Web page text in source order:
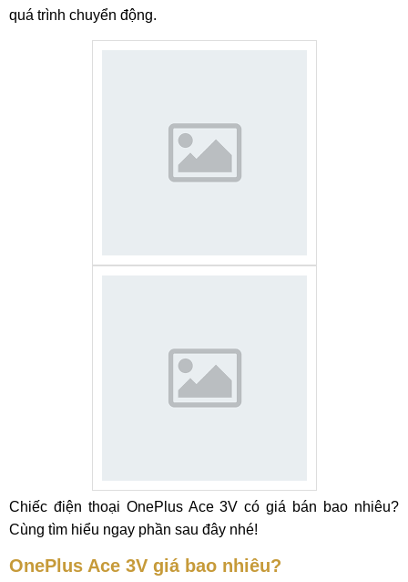
quá trình chuyển động.
Chiếc điện thoại OnePlus Ace 3V có giá bán bao nhiêu?
Cùng tìm hiểu ngay phần sau đây nhé!
OnePlus Ace 3V giá bao nhiêu?